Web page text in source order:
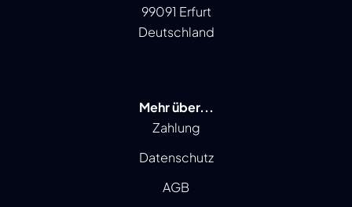
99091 Erfurt
Deutschland
Mehr über...
Zahlung
Datenschutz
AGB